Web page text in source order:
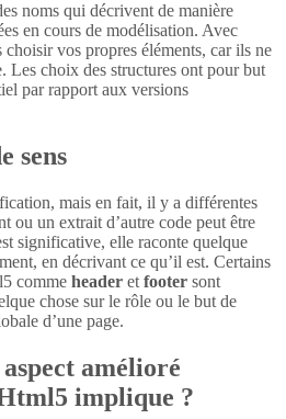
noms qui décrivent de manière
en cours de modélisation. Avec
vos propres éléments, car ils ne
Les choix des structures ont pour but
par rapport aux versions
sens
mais en fait, il y a différentes
ou un extrait d’autre code peut être
significative, elle raconte quelque
en décrivant ce qu’il est. Certains
comme header et footer sont
chose sur le rôle ou le but de
d’une page.
aspect amélioré
implique ?